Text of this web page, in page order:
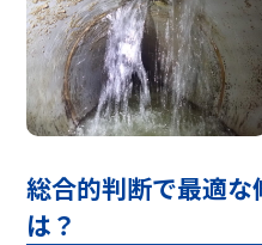
総合的判断で最適
は？